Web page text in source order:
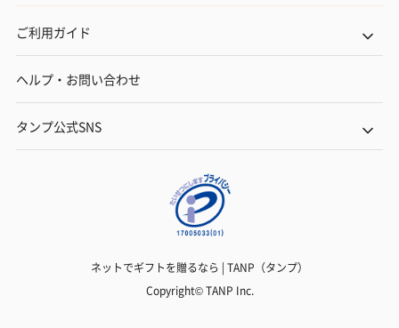
ご利用ガイド
ヘルプ・お問い合わせ
タンプ公式SNS
ネットでギフトを贈るなら | TANP（タンプ）
Copyright© TANP Inc.